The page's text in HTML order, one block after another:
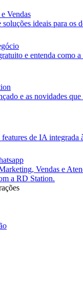
Vendas
soluções ideais para os
e entenda como
e as novidades que
de IA integrada
Vendas e
a RD Station.